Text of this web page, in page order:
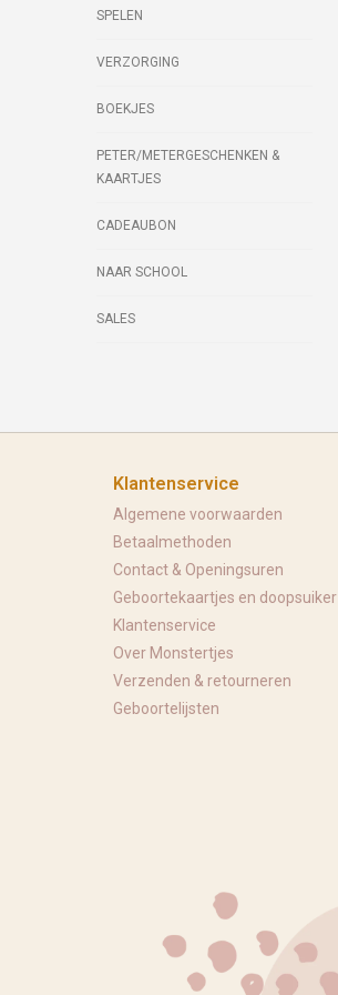
SPELEN
VERZORGING
BOEKJES
PETER/METERGESCHENKEN &
KAARTJES
CADEAUBON
NAAR SCHOOL
SALES
Klantenservice
Algemene voorwaarden
Betaalmethoden
Contact & Openingsuren
Geboortekaartjes en doopsuiker
Klantenservice
Over Monstertjes
Verzenden & retourneren
Geboortelijsten